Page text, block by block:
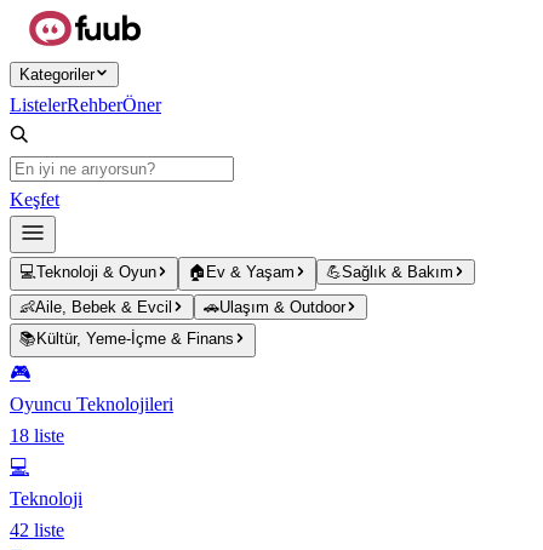
Ana içeriğe atla
Kategoriler
ListelerRehberÖner
Keşfet
💻Teknoloji & Oyun 🏠 Ev & Yaşam 💪Sağlık & Bakım
👶Aile, Bebek & Evcil 🚗Ulaşım & Outdoor
📚 Kültür, Yeme-İçme & Finans
🎮
Oyuncu Teknolojileri
18 liste
💻
Teknoloji
42 liste